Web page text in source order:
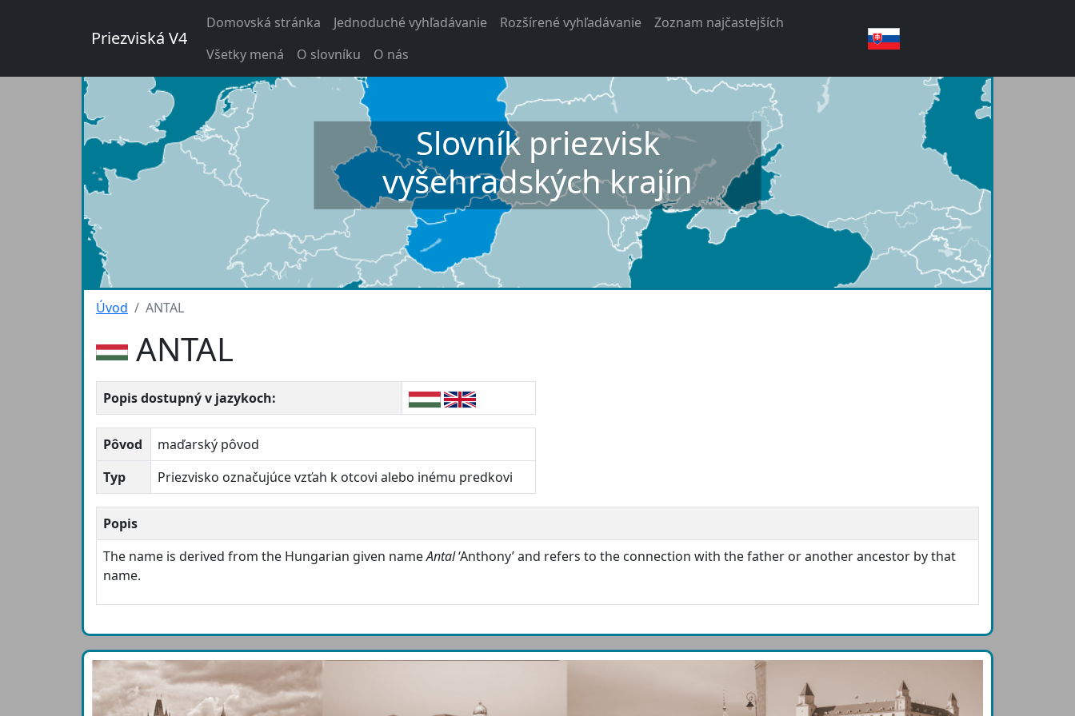
Priezviská V4
Domovská stránka Jednoduché vyhľadávanie Rozšírené vyhľadávanie
Zoznam najčastejších
Všetky mená
O slovníku O nás
Slovník priezvisk
vyšehradských krajín
Úvod ANTAL
ANTAL
Popis dostupný v jazykoch:
Pôvod
maďarský pôvod
Typ
Priezvisko označujúce vzťah k otcovi alebo inému predkovi
Popis
The name is derived from the Hungarian given nameAntal‘Anthony’ and refers to the connection with the father or another ancestor by that
name.